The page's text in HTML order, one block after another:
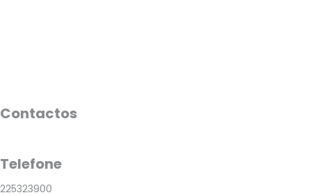
Contactos
Telefone
225323900